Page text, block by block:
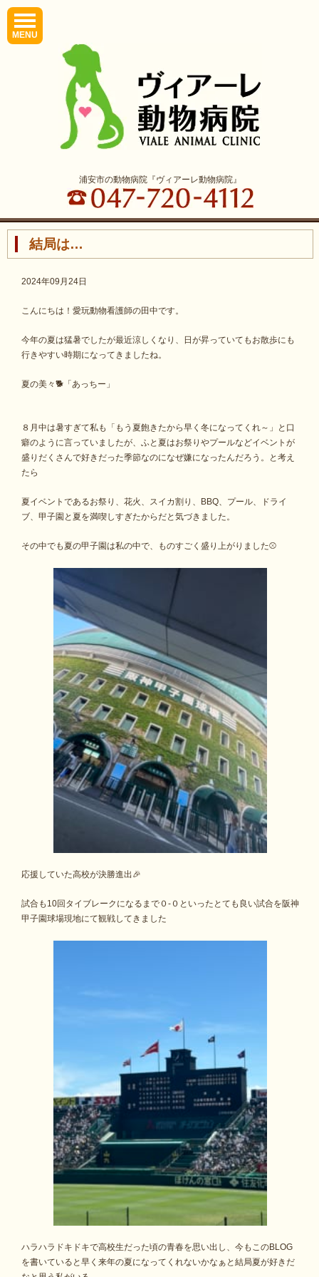
MENU
浦安市の動物病院『ヴィアーレ動物病院』
結局は…
2024年09月24日
こんにちは！愛玩動物看護師の田中です。
今年の夏は猛暑でしたが最近涼しくなり、日が昇っていてもお散歩にも
行きやすい時期になってきましたね。
夏の美々🐕「あっちー」
８月中は暑すぎて私も「もう夏飽きたから早く冬になってくれ～」と口
癖のように言っていましたが、ふと夏はお祭りやプールなどイベントが
盛りだくさんで好きだった季節なのになぜ嫌になったんだろう。と考え
たら
夏イベントであるお祭り、花火、スイカ割り、BBQ、プール、ドライ
ブ、甲子園と夏を満喫しすぎたからだと気づきました。
その中でも夏の甲子園は私の中で、ものすごく盛り上がりました⚾
応援していた高校が決勝進出🎉
試合も10回タイブレークになるまで０-０といったとても良い試合を阪神
甲子園球場現地にて観戦してきました
ハラハラドキドキで高校生だった頃の青春を思い出し、今もこのBLOG
を書いていると早く来年の夏になってくれないかなぁと結局夏が好きだ